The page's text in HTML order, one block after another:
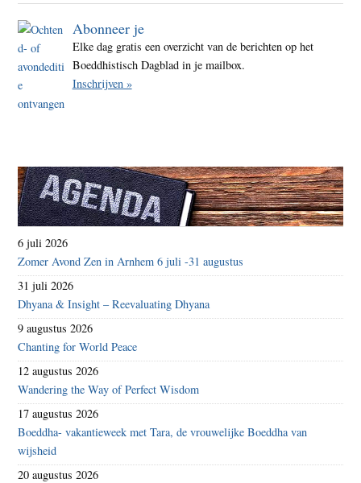
Abonneer je
Elke dag gratis een overzicht van de berichten op het
Boeddhistisch Dagblad in je mailbox.
Inschrijven »
6 juli 2026
Zomer Avond Zen in Arnhem 6 juli -31 augustus
31 juli 2026
Dhyana & Insight – Reevaluating Dhyana
9 augustus 2026
Chanting for World Peace
12 augustus 2026
Wandering the Way of Perfect Wisdom
17 augustus 2026
Boeddha- vakantieweek met Tara, de vrouwelijke Boeddha van
wijsheid
20 augustus 2026